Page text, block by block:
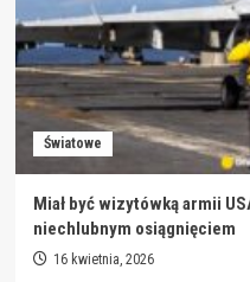
Światowe
Miał być wizytówką armii
niechlubnym osiągnięciem
16 kwietnia, 2026